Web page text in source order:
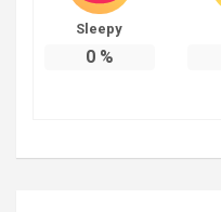
Sleepy
0%